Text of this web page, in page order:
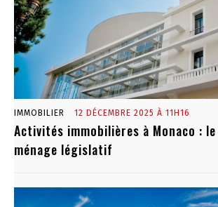
IMMOBILIER 12 DÉCEMBRE 2025 À 11H16
Activités immobilières à Monaco :
ménage législatif